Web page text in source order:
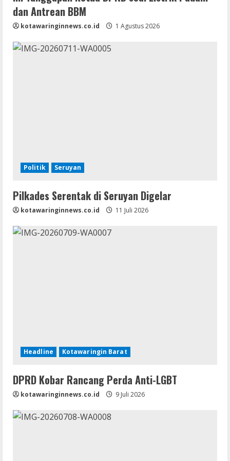
dan Antrean BBM
kotawaringinnews.co.id 1 Agustus 2026
Politik Seruyan
Pilkades Serentak di Seruyan Digelar
kotawaringinnews.co.id 11 Juli 2026
Headline Kotawaringin Barat
DPRD Kobar Rancang Perda Anti-LGBT
kotawaringinnews.co.id 9 Juli 2026